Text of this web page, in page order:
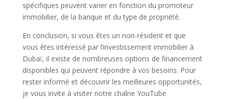
spécifiques peuvent varier en fonction du promoteur
immobilier, de la banque et du type de propriété.
En conclusion, si vous êtes un non-résident et que
vous êtes intéressé par l’investissement immobilier à
Dubaï, il existe de nombreuses options de financement
disponibles qui peuvent répondre à vos besoins. Pour
rester informé et découvrir les meilleures opportunités,
je vous invite à visiter notre chaîne YouTube